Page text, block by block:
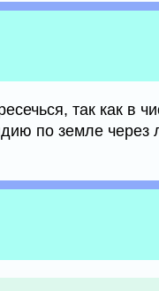
так как в
по земле через